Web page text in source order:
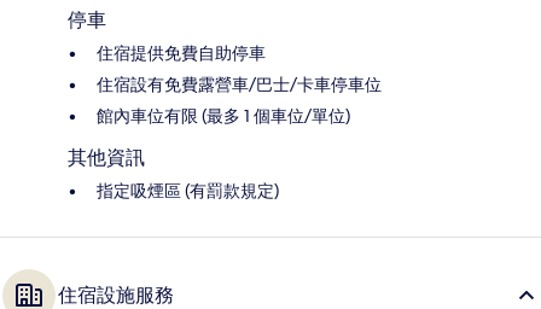
停車
住宿提供免費自助停車
住宿設有免費露營車/巴士/卡車停車位
館內車位有限 (最多 1 個車位/單位)
其他資訊
指定吸煙區 (有罰款規定)
住宿設施服務